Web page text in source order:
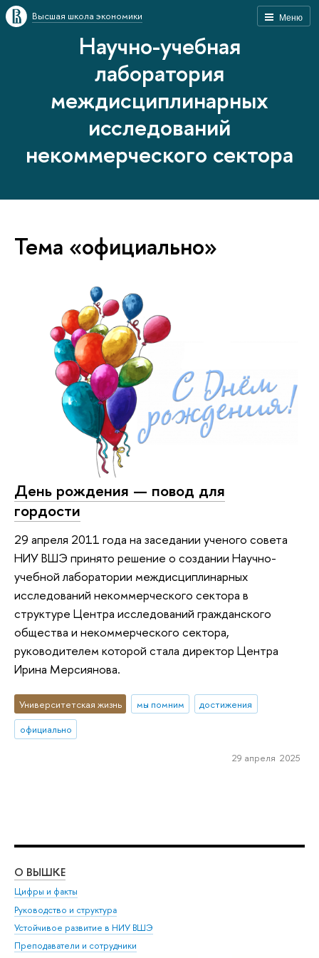
Меню
Высшая школа экономики
Научно-учебная
лаборатория
междисциплинарных
исследований
некоммерческого сектора
Тема «официально»
День рождения — повод для
гордости
29 апреля 2011 года на заседании ученого совета
НИУ ВШЭ принято решение о создании Научно-
учебной лаборатории междисциплинарных
исследований некоммерческого сектора в
структуре Центра исследований гражданского
общества и некоммерческого сектора,
руководителем которой стала директор Центра
Ирина Мерсиянова.
Университетская жизнь мы помним
достижения
официально
29 апреля 2025
О ВЫШКЕ
Цифры и факты
Руководство и структура
Устойчивое развитие в НИУ ВШЭ
Преподаватели и сотрудники